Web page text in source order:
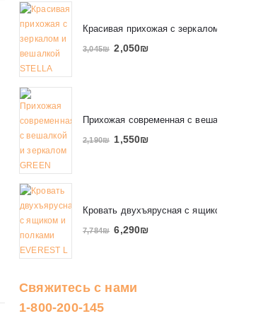
Красивая прихожая с зеркалом и вешалкой
3,045₪ 2,050₪
Прихожая современная с вешалкой и
2,190₪ 1,550₪
Кровать двухъярусная с ящиком и
7,784₪ 6,290₪
Свяжитесь с нами
1-800-200-145